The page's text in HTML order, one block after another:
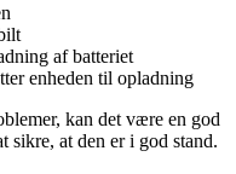
af batteriet
enheden til opladning
kan det være en god
sikre, at den er i god stand.